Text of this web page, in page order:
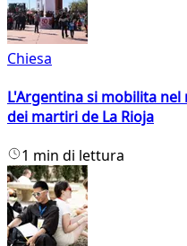
Chiesa
L'Argentina si mobilita nel
dei martiri de La Rioja
1 min di lettura